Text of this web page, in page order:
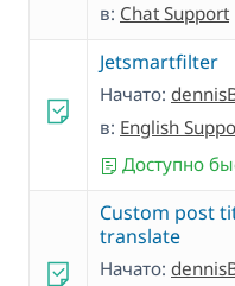
в: Chat Support
Jetsmartfilter
Начато:
в: English
Доступно
Custom post
translate
Начато: